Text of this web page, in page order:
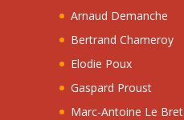
Arnaud Demanche
Bertrand Chameroy
Elodie Poux
Gaspard Proust
Marc-Antoine Le Bret